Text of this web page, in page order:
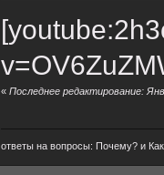
« Последнее редактирование:
ответы на вопросы: Почему? и